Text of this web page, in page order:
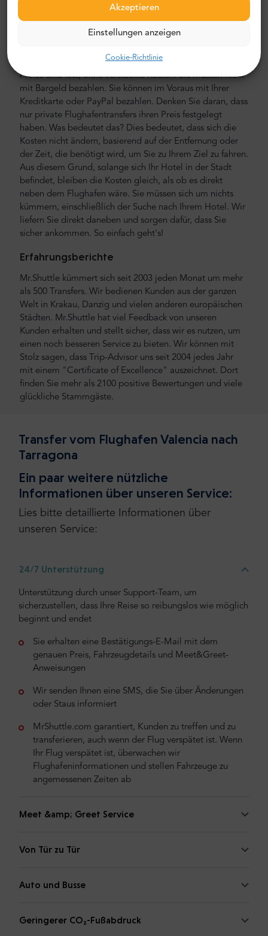
Akzeptieren
Einstellungen anzeigen
Cookie-Richtlinie
Flughafen- und Stadttransferkosten
Shuttle ist niedriger als der eines Flughafentaxis. Unsere
Preise sind fest, ohne versteckte Kosten. Sie müssen nicht
mit Bargeld bezahlen. Sie können im Voraus mit Ihrer
Kreditkarte oder PayPal bezahlen. Denken Sie daran, dass
nur private Flughafentransfers ihren Preis festgelegt
haben. Was bedeutet das? Dies bedeutet, dass sich die
Kosten nicht ändern, basierend auf der Entfernung oder
der Zeit, die benötigt wird, um Sie zu Ihrem Ziel zu fahren.
Aus diesem Grund, solange sich Ihr Hotel in der Stadt
befindet, bleiben die Kosten gleich, als ob es direkt
neben dem Flughafen wäre. Sie müssen sich um nichts
kümmern, einschließlich der Suche nach Ihrem Hotel. Wir
liefern Sie direkt daneben und sorgen dafür, dass Sie
sicher ankommen. So einfach geht's!
Erfahrungsberichte
Mr.Shuttle kümmert sich seit 2003 jeden Monat um mehr
als 500 Transfers. Wir bedienen Kunden aus der ganzen
Welt in Krakau, Danzig und vielen anderen europäischen
Städten. Mr.Shuttle hat viel Feedback von unseren
Kunden erhalten und stellt sicher, dass wir es nutzen, um
einen noch besseren Service zu bieten. Wir können mit
Stolz sagen, dass Trip-Advisor uns seit 2004 jedes Jahr
mit einem "Certificate of Excellence" auszeichnet. Dort
finden Sie mehr als 2100 positive Bewertungen und viele
glückliche Stammgäste.
Transfer vom Flughafen Valencia nach
Tarragona
Ein paar weitere nützliche
Informationen über unseren Service:
Lies bitte detaillierte Informationen über
unseren Service:
24/7 Unterstützung
Unterstützung durch unser Support-Team, um
sicherzustellen, dass Ihre Reise so reibungslos wie möglich
beginnt und endet
Sie erhalten eine Bestätigungs-E-Mail mit dem
genauen Preis, Fahrzeugdetails und Meet&Greet-
Anweisungen
Wir senden Ihnen eine SMS, die Sie über Änderungen
oder Staus informiert
MrShuttle.com garantiert, Kunden zu treffen und zu
transferieren, auch wenn der Flug verspätet ist. Wenn
Ihr Flug verspätet ist, überwachen wir
Flughafeninformationen und stellen Fahrzeuge zu
angemessenen Zeiten ab
Meet &amp; Greet Service
Von Tür zu Tür
Auto und Busse
Geringerer CO₂-Fußabdruck